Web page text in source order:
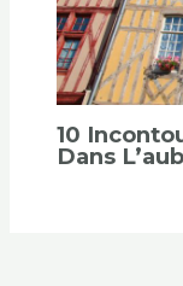
10
Dans